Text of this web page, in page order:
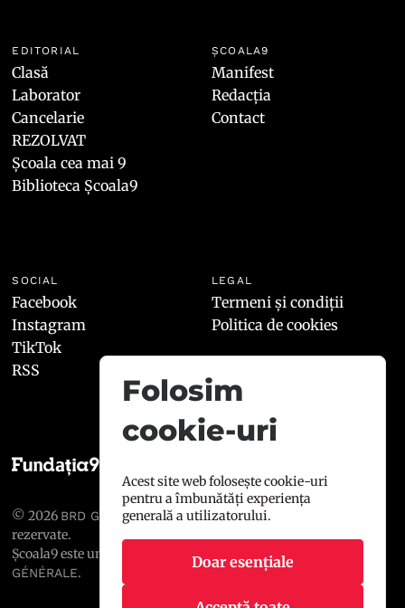
EDITORIAL
Clasă
Laborator
Cancelarie
REZOLVAT
Școala cea mai 9
Biblioteca Școala9
ȘCOALA9
Manifest
Redacția
Contact
SOCIAL
Facebook
Instagram
TikTok
RSS
LEGAL
Termeni și condiții
Politica de cookies
© 2026 BRD GROUPE SOCIÉTÉ GÉNÉRALE
rezervate.
Școala9 este un proiect susținut de
BRD GROUPE SOCIÉTÉ
GÉNÉRALE.
Folosim
cookie-uri
Acest site web folosește cookie-uri
pentru a îmbunătăți experiența
generală a utilizatorului.
Doar esențiale